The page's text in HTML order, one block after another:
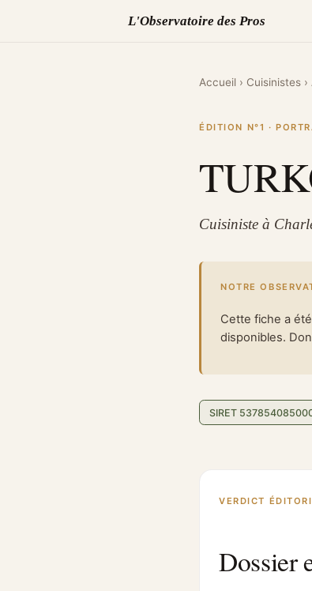
L'Observatoire des Pros
Accueil › Cuisinistes ›
ÉDITION N°1 ·
Cuisiniste à
NOTRE
Cette fiche a
disponibles.
SIRET
VERDICT
Dossier